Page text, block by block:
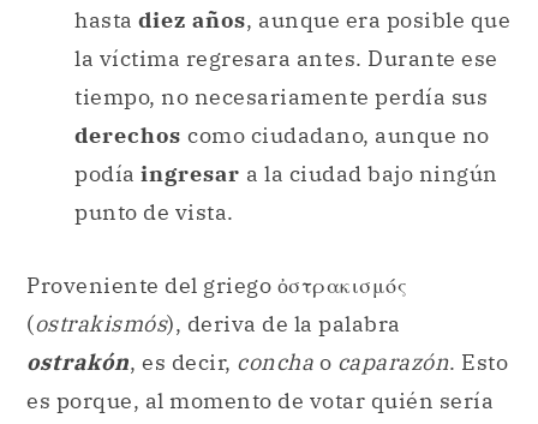
hasta diez años, aunque era posible que
la víctima regresara antes. Durante ese
tiempo, no necesariamente perdía sus
derechos como ciudadano, aunque no
podía ingresar a la ciudad bajo ningún
punto de vista.
Proveniente del griego ὀστρακισμός
(ostrakismós), deriva de la palabra
ostrakón, es decir, concha o caparazón. Esto
es porque, al momento de votar quién sería